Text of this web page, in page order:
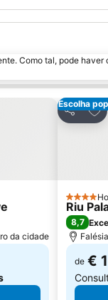
Como tal, pode
da cidade
Escolha
Partilhar
4
Riu
8,7
de €